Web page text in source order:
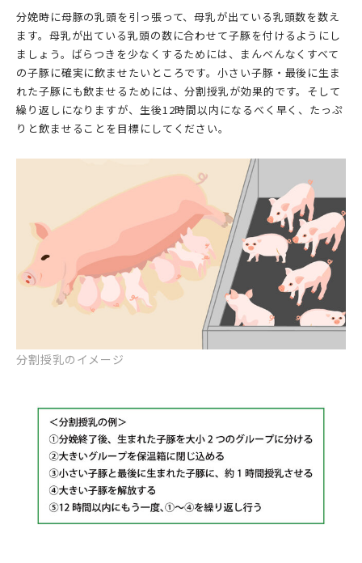
分娩時に母豚の乳頭を引っ張って、母乳が出ている乳頭数を数え
ます。母乳が出ている乳頭の数に合わせて子豚を付けるようにし
ましょう。ばらつきを少なくするためには、まんべんなくすべて
の子豚に確実に飲ませたいところです。小さい子豚・最後に生ま
れた子豚にも飲ませるためには、分割授乳が効果的です。そして
繰り返しになりますが、生後12時間以内になるべく早く、たっぷ
りと飲ませることを目標にしてください。
分割授乳のイメージ